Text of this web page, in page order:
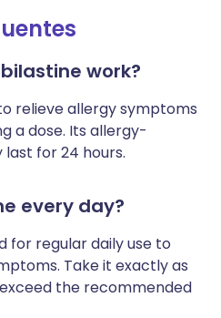
work?
relieve allergy symptoms
a dose. Its allergy-
for 24 hours.
every day?
for regular daily use to
Take it exactly as
the recommended